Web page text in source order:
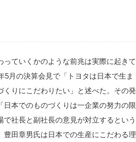
ていくかのような前兆は実際に起きて
5月の決算会見で「トヨタは日本で生ま
りにこだわりたい」と述べた。その発
本でのものづくりは一企業の努力の限
社長と副社長の意見が対立するという
田章男氏は日本での生産にこだわる理